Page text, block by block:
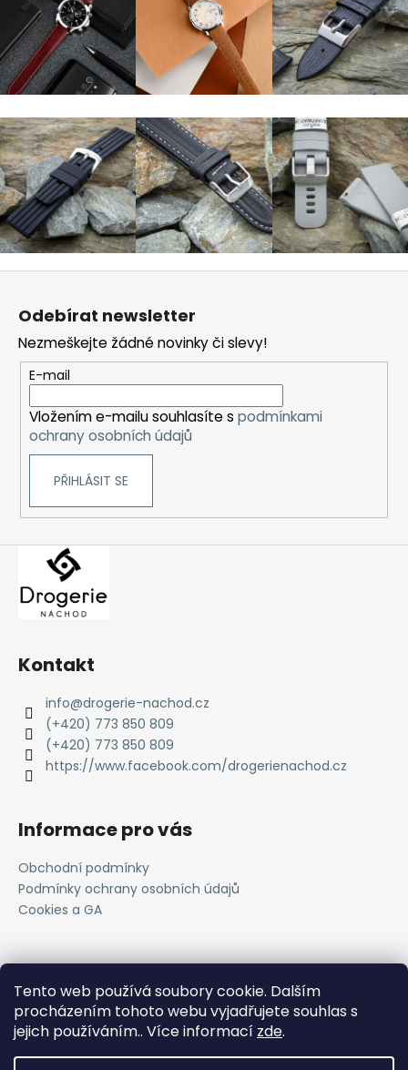
Tento web používá soubory cookie. Dalším
procházením tohoto webu vyjadřujete souhlas s
jejich používáním.. Více informací zde.
Odebírat newsletter
Nezmeškejte žádné novinky či slevy!
E-mail
Vložením e-mailu souhlasíte s podmínkami
ochrany osobních údajů
PŘIHLÁSIT SE
Kontakt
info@drogerie-nachod.cz
(+420) 773 850 809
(+420) 773 850 809
https://www.facebook.com/drogerienachod.cz
Informace pro vás
Obchodní podmínky
Podmínky ochrany osobních údajů
Cookies a GA
Novinky
Registrace do VOC systému
11.4.2025